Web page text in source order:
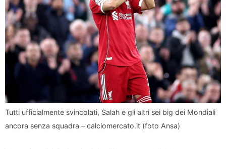
Tutti ufficialmente svincolati, Salah e gli altri sei big dei Mondiali
ancora senza squadra – calciomercato.it (foto Ansa)